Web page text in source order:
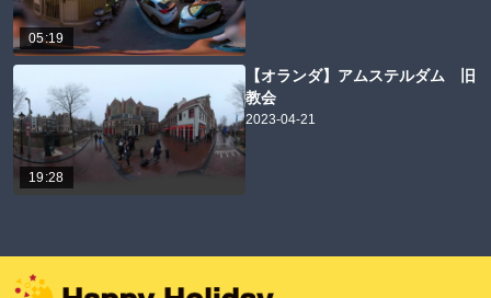
05:19
19:28
【オランダ】アムステルダム 旧
教会
2023-04-21